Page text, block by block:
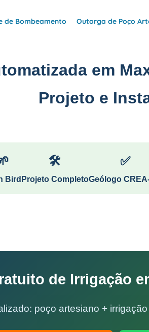
de Bombeamento Outorga de Poço
em
Projeto e
Bird
🛠
Projeto Completo
✅
Geólogo
de Irrigação
poço artesiano +